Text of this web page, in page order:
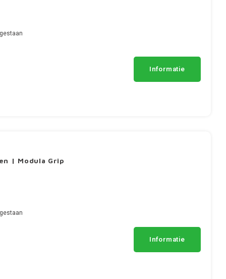
Informatie
| Modula Grip
Informatie